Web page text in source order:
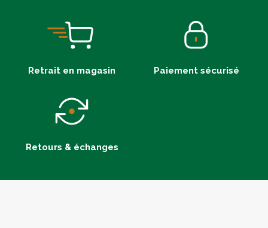
Retrait en magasin Paiement sécurisé
Retours & échanges